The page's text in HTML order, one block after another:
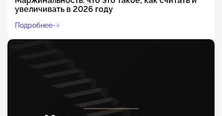
увеличивать в 2026 году
Подробнее